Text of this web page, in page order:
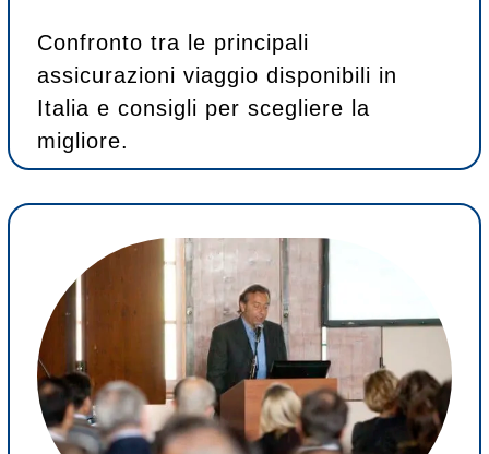
Confronto tra le principali
assicurazioni viaggio disponibili in
Italia e consigli per scegliere la
migliore.